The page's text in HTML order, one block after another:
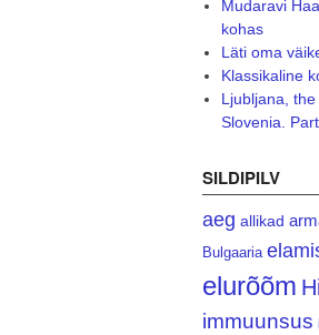
Mudaravi
kohas
Läti oma
Klassikaline
Ljubljana,
Slovenia.
SILDIPILV
aeg allikad
Bulgaaria
elurõõm
immuunsus